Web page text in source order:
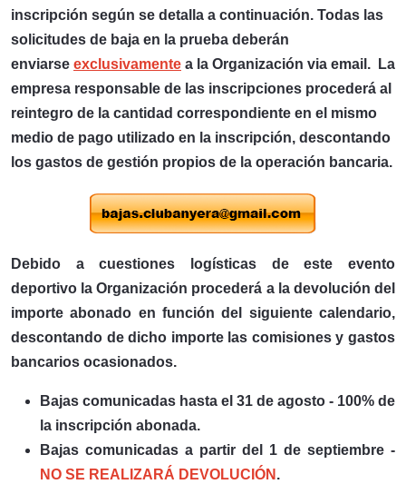
inscripción según se detalla a continuación. Todas las
solicitudes de baja en la prueba deberán
enviarse exclusivamente a la Organización via email. La
empresa responsable de las inscripciones procederá al
reintegro de la cantidad correspondiente en el mismo
medio de pago utilizado en la inscripción, descontando
los gastos de gestión propios de la operación bancaria.
Debido a cuestiones logísticas de este evento
deportivo la Organización procederá a la devolución del
importe abonado en función del siguiente calendario,
descontando de dicho importe las comisiones y gastos
bancarios ocasionados.
Bajas comunicadas hasta el 31 de agosto - 100% de
la inscripción abonada.
Bajas comunicadas a partir del 1 de septiembre -
NO SE REALIZARÁ DEVOLUCIÓN .